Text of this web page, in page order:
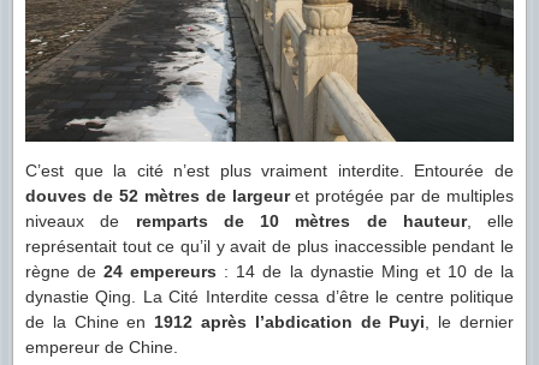
C’est que la cité n’est plus vraiment interdite. Entourée de
douves de 52 mètres de largeuret protégée par de multiples
niveaux de remparts de 10 mètres de hauteur, elle
représentait tout ce qu’il y avait de plus inaccessible pendant le
règne de24 empereurs : 14 de la dynastie Ming et 10 de la
dynastie Qing. La Cité Interdite cessa d’être le centre politique
de la Chine en 1912 après l’abdication de Puyi , le dernier
empereur de Chine.